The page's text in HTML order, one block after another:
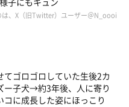
もりはないという人がい
と思う。ただ、「またあんな
どうしても踏み出せない」
は、X（旧Twitter）ユーザー＠N_oooi
てゴロゴロしていた生後2カ
ー子犬→約3年後、人に寄り
コに成長した姿にほっこり